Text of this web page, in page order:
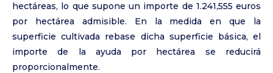
hectáreas, lo que supone un importe de 1.241,555 euros
por hectárea admisible. En la medida en que la
superficie cultivada rebase dicha superficie básica, el
importe de la ayuda por hectárea se reducirá
proporcionalmente.